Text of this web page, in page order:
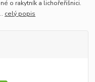
o rakytník a lichořeřišnici.
celý popis